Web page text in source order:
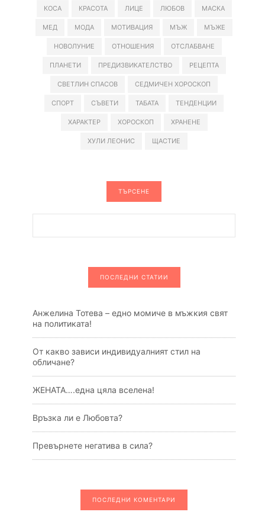
КОСА КРАСОТА ЛИЦЕ ЛЮБОВ МАСКА
МЕД МОДА МОТИВАЦИЯ МЪЖ МЪЖЕ
НОВОЛУНИЕ ОТНОШЕНИЯ ОТСЛАБВАНЕ
ПЛАНЕТИ ПРЕДИЗВИКАТЕЛСТВО РЕЦЕПТА
СВЕТЛИН СПАСОВ СЕДМИЧЕН ХОРОСКОП
СПОРТ СЪВЕТИ ТАБАТА ТЕНДЕНЦИИ
ХАРАКТЕР ХОРОСКОП ХРАНЕНЕ
ХУЛИ ЛЕОНИС ЩАСТИЕ
ТЪРСЕНЕ
ПОСЛЕДНИ СТАТИИ
Анжелина Тотева – едно момиче в мъжкия свят
на политиката!
От какво зависи индивидуалният стил на
обличане?
ЖЕНАТА….една цяла вселена!
Връзка ли е Любовта?
Превърнете негатива в сила?
ПОСЛЕДНИ КОМЕНТАРИ